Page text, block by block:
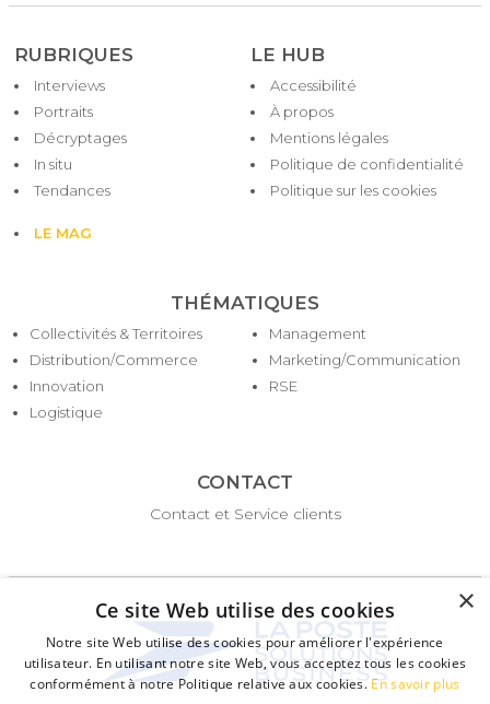
RUBRIQUES
Interviews
Portraits
Décryptages
In situ
Tendances
LE MAG
THÉMATIQUES
Collectivités & Territoires
Distribution/Commerce
Innovation
Logistique
Management
Marketing/Communication
RSE
LE HUB
Pied
de
page
Accessibilité
À propos
Mentions légales
Politique de confidentialité
Politique sur les cookies
CONTACT
Contact et Service clients
×
Ce site Web utilise des cookies
Notre site Web utilise des cookies pour améliorer l'expérience
utilisateur. En utilisant notre site Web, vous acceptez tous les cookies
conformément à notre Politique relative aux cookies.En savoir plus